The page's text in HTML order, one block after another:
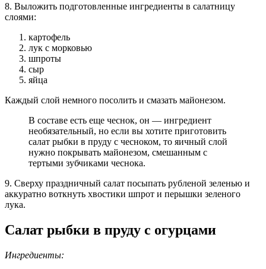
8. Выложить подготовленные ингредиенты в салатницу
слоями:
картофель
лук с морковью
шпроты
сыр
яйца
Каждый слой немного посолить и смазать майонезом.
В составе есть еще чеснок, он — ингредиент
необязательный, но если вы хотите приготовить
салат рыбки в пруду с чесноком, то яичный слой
нужно покрывать майонезом, смешанным с
тертыми зубчиками чеснока.
9. Сверху праздничный салат посыпать рубленой зеленью и
аккуратно воткнуть хвостики шпрот и перышки зеленого
лука.
Салат рыбки в пруду с огурцами
Ингредиенты: